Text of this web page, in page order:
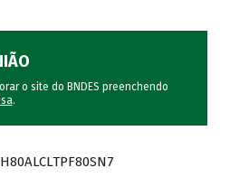
o site do BNDES preenchendo
.